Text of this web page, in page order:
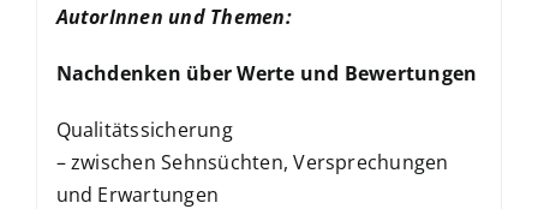
AutorInnen und Themen:
Nachdenken über Werte und Bewertungen
Qualitätssicherung
– zwischen Sehnsüchten, Versprechungen
und Erwartungen